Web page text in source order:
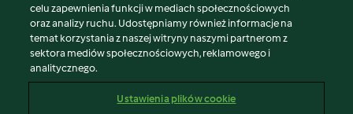
Warunki korzystania
Polityka prywatności
Disclaimer
Znak wydawcy
celu zapewnienia funkcji w mediach społecznościowych
oraz analizy ruchu. Udostępniamy również informacje na
temat korzystania z naszej witryny naszymi partnerom z
sektora mediów społecznościowych, reklamowego i
analitycznego.
Ustawienia plików cookie